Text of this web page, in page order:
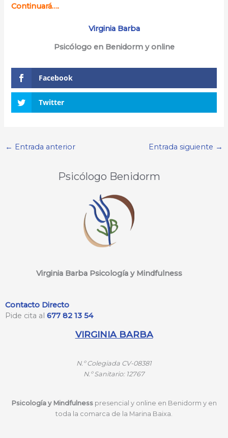
Continuará….
Virginia Barba
Psicólogo en Benidorm y online
Facebook
Twitter
← Entrada anterior Entrada siguiente →
Psicólogo Benidorm
Virginia Barba Psicología y Mindfulness
Contacto Directo
Pide cita al 677 82 13 54
VIRGINIA BARBA
N.º Colegiada CV-08381
N.ºSanitario: 12767
Psicología y Mindfulness presencial y online en Benidorm y en
toda la comarca de la Marina Baixa.